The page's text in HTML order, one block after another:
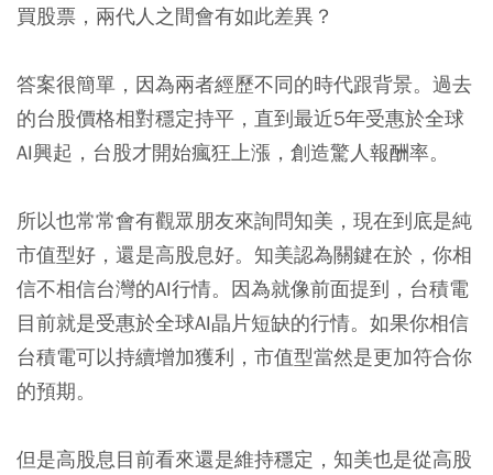
買股票，兩代人之間會有如此差異？
答案很簡單，因為兩者經歷不同的時代跟背景。過去
的台股價格相對穩定持平，直到最近5年受惠於全球
AI興起，台股才開始瘋狂上漲，創造驚人報酬率。
所以也常常會有觀眾朋友來詢問知美，現在到底是純
市值型好，還是高股息好。知美認為關鍵在於，你相
信不相信台灣的AI行情。因為就像前面提到，台積電
目前就是受惠於全球AI晶片短缺的行情。如果你相信
台積電可以持續增加獲利，市值型當然是更加符合你
的預期。
但是高股息目前看來還是維持穩定，知美也是從高股